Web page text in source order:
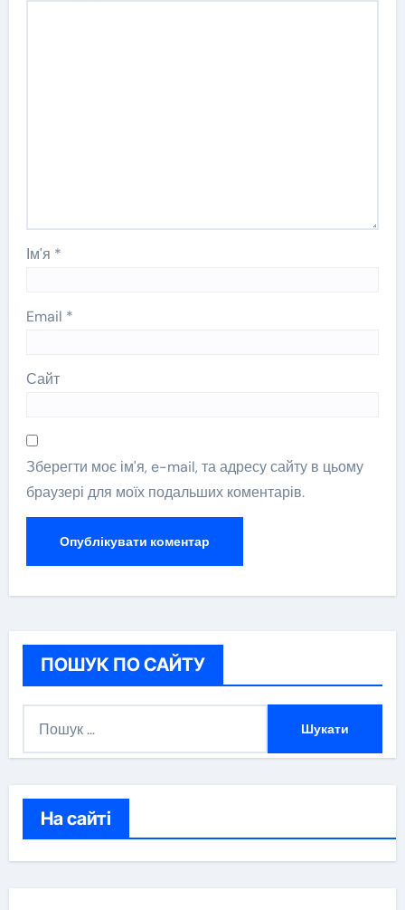
Ім'я *
Email *
Сайт
Зберегти моє ім'я, e-mail, та адресу сайту в цьому
браузері для моїх подальших коментарів.
ПОШУК ПО САЙТУ
:
На сайті